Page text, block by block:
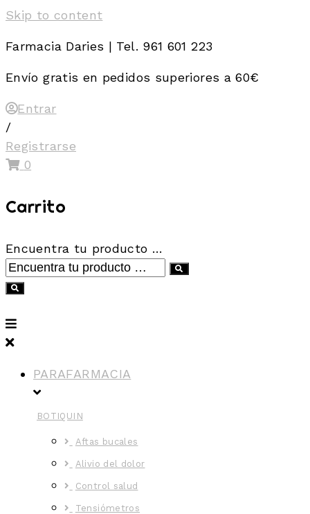
Skip to content
Farmacia Daries | Tel. 961 601 223
Envío gratis en pedidos superiores a 60€
Entrar
/
Registrarse
0
Carrito
Encuentra tu producto …
PARAFARMACIA
BOTIQUIN
Aftas bucales
Alivio del dolor
Control salud
Tensiómetros